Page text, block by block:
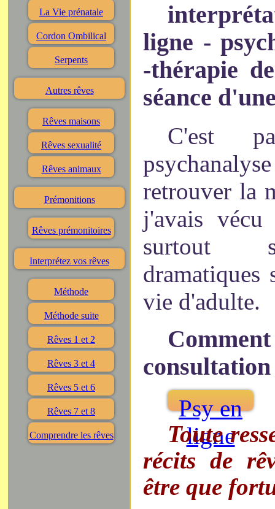
La Vie prénatale
Cordon Ombilical
Serpents
Autres rêves
Rêves maisons
Rêves sexualité
Rêves animaux
Prémonitions
Rêves prémonitoires
Interprétez vos rêves
Méthode
Méthode suite
Rêves 1 et 2
Rêves 3 et 4
Rêves 5 et 6
Rêves 7 et 8
Comprendre les rêves
ligne -
-thérapie
séance
C'est
retrouver la
j'avais vécu
surtout
dramatiques
vie d'adulte.
consultation
Psy en
ligne
Toute
récits de
être que